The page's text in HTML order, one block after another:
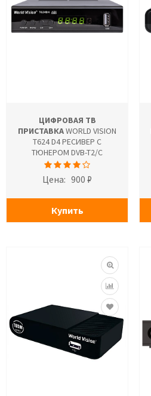
ЦИФРОВАЯ ТВ
ПРИСТАВКАWORLD VISION
T624 D4 РЕСИВЕР С
ТЮНЕРОМ DVB-T2/C
Цена: 900 ₽
Купить